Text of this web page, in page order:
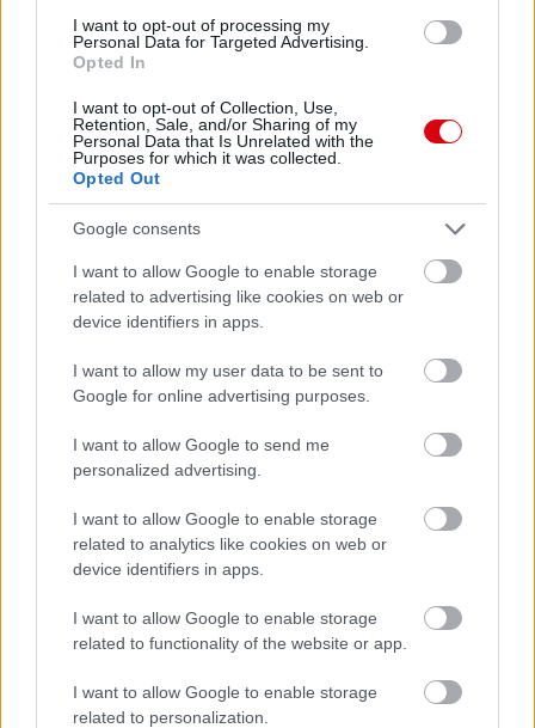
I want to opt-out of processing my
Personal Data for Targeted Advertising.
Opted In
I want to opt-out of Collection, Use,
Retention, Sale, and/or Sharing of my
Personal Data that Is Unrelated with the
Purposes for which it was collected.
Opted Out
Google consents
I want to allow Google to enable storage
related to advertising like cookies on web or
device identifiers in apps.
I want to allow my user data to be sent to
Google for online advertising purposes.
I want to allow Google to send me
personalized advertising.
I want to allow Google to enable storage
related to analytics like cookies on web or
device identifiers in apps.
I want to allow Google to enable storage
related to functionality of the website or app.
I want to allow Google to enable storage
related to personalization.